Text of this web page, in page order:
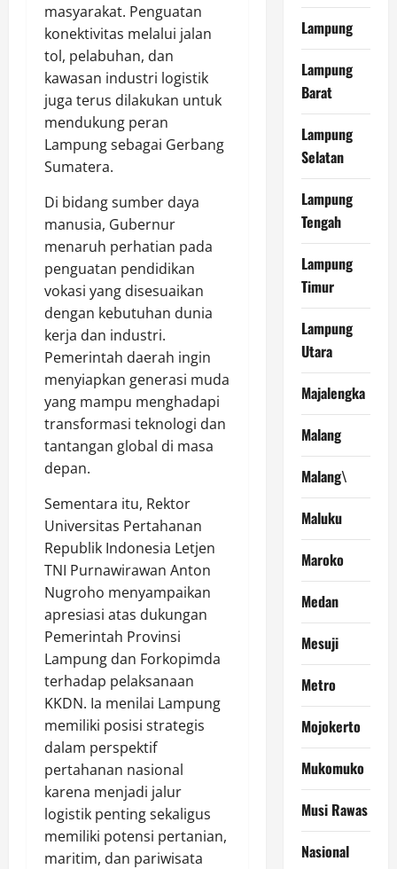
masyarakat. Penguatan
konektivitas melalui jalan
tol, pelabuhan, dan
kawasan industri logistik
juga terus dilakukan untuk
mendukung peran
Lampung sebagai Gerbang
Sumatera.
Di bidang sumber daya
manusia, Gubernur
menaruh perhatian pada
penguatan pendidikan
vokasi yang disesuaikan
dengan kebutuhan dunia
kerja dan industri.
Pemerintah daerah ingin
menyiapkan generasi muda
yang mampu menghadapi
transformasi teknologi dan
tantangan global di masa
depan.
Sementara itu, Rektor
Universitas Pertahanan
Republik Indonesia Letjen
TNI Purnawirawan Anton
Nugroho menyampaikan
apresiasi atas dukungan
Pemerintah Provinsi
Lampung dan Forkopimda
terhadap pelaksanaan
KKDN. Ia menilai Lampung
memiliki posisi strategis
dalam perspektif
pertahanan nasional
karena menjadi jalur
logistik penting sekaligus
memiliki potensi pertanian,
maritim, dan pariwisata
Lampung
Lampung
Barat
Lampung
Selatan
Lampung
Tengah
Lampung
Timur
Lampung
Utara
Majalengka
Malang
Malang\
Maluku
Maroko
Medan
Mesuji
Metro
Mojokerto
Mukomuko
Musi Rawas
Nasional